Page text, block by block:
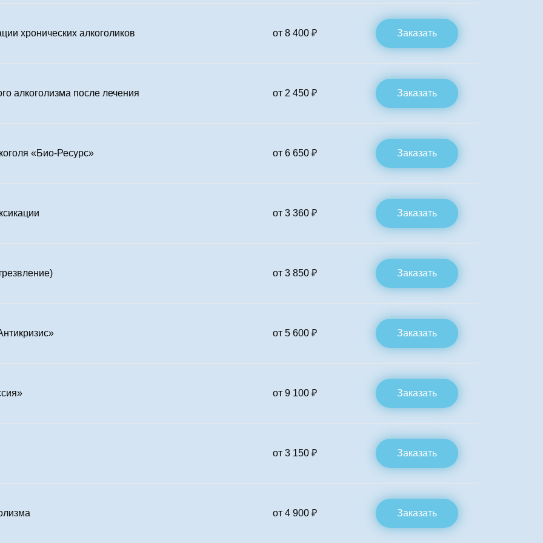
хронических алкоголиков от 8 400 ₽ Заказать
алкоголизма после лечения от 2 450 ₽ Заказать
«Био-Ресурс» от 6 650 ₽ Заказать
от 3 360 ₽ Заказать
от 3 850 ₽ Заказать
от 5 600 ₽ Заказать
от 9 100 ₽ Заказать
от 3 150 ₽ Заказать
от 4 900 ₽ Заказать